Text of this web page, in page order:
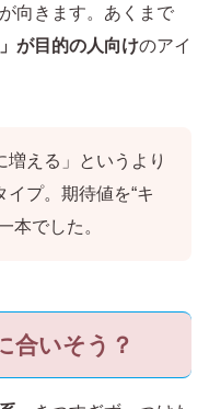
向きます。あくまで
が目的の人向けのアイ
増える」というより
イプ。期待値を“キ
本でした。
合いそう？